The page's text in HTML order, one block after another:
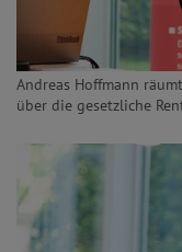
Andreas Hoffmann
über die gesetzliche